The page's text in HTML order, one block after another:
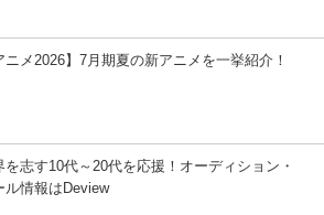
ニメ2026】7月期夏の新アニメを一挙紹介！
を志す10代～20代を応援！オーディション・
ル情報はDeview